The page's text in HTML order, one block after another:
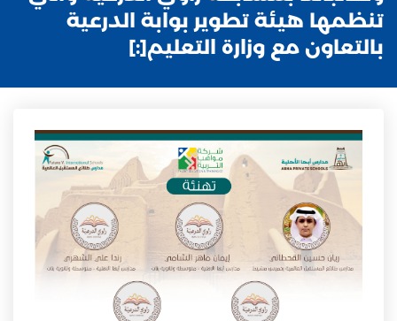
تنظمها هيئة تطوير بوابة الدرعية
بالتعاون مع وزارة التعليم[:]